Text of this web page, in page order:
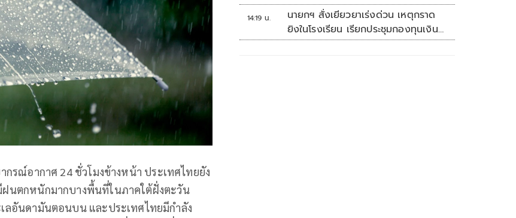
รณ์อากาศ 24 ชั่วโมงข้างหน้า ประเทศไทยยัง
นตกหนักมากบางพื้นที่ในภาคใต้ฝั่งตะวัน
ลอันดามันตอนบน และประเทศไทยมีกำลัง
14:19 น.
นายกฯ สั่งเยียวยาเร่งด่วน เหตุกราด
ยิงในโรงเรียน เรียกประชุมกองทุนเงิน
ช่วยเหลือฯทันที